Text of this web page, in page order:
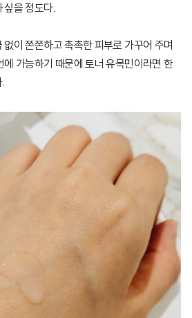
싶을 정도다.
없이 쫀쫀하고 촉촉한 피부로 가꾸어 주며
에 가능하기 때문에 토너 유목민이라면 한
.